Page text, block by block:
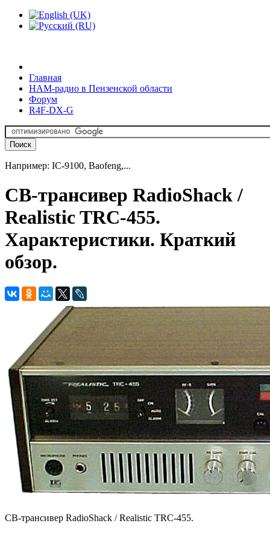
Главная
HAM-радио в Пензенской области
Форум
R4F-DX-G
Например: IC-9100, Baofeng,...
CB-трансивер RadioShack /
Realistic TRC-455.
Характеристики. Краткий
обзор.
CB-трансивер RadioShack / Realistic TRC-455.